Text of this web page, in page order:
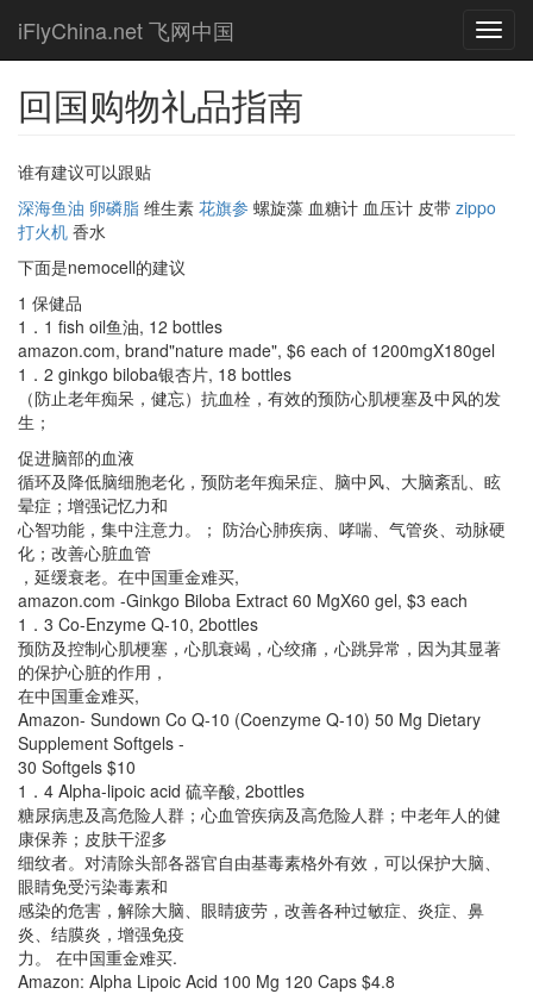
main
iFlyChina.net 飞网中国
回国购物礼品指南
谁有建议可以跟贴
深海鱼油 卵磷脂 维生素 花旗参 螺旋藻 血糖计 血压计 皮带 zippo
打火机 香水
下面是nemocell的建议
1 保健品
1．1 fish oil鱼油, 12 bottles
amazon.com, brand"nature made", $6 each of 1200mgX180gel
1．2 ginkgo biloba银杏片, 18 bottles
（防止老年痴呆，健忘）抗血栓，有效的预防心肌梗塞及中风的发
生；
促进脑部的血液
循环及降低脑细胞老化，预防老年痴呆症、脑中风、大脑紊乱、眩
晕症；增强记忆力和
心智功能，集中注意力。； 防治心肺疾病、哮喘、气管炎、动脉硬
化；改善心脏血管
，延缓衰老。在中国重金难买,
amazon.com -Ginkgo Biloba Extract 60 MgX60 gel, $3 each
1．3 Co-Enzyme Q-10, 2bottles
预防及控制心肌梗塞，心肌衰竭，心绞痛，心跳异常，因为其显著
的保护心脏的作用，
在中国重金难买,
Amazon- Sundown Co Q-10 (Coenzyme Q-10) 50 Mg Dietary
Supplement Softgels -
30 Softgels $10
1．4 Alpha-lipoic acid 硫辛酸, 2bottles
糖尿病患及高危险人群；心血管疾病及高危险人群；中老年人的健
康保养；皮肤干涩多
细纹者。对清除头部各器官自由基毒素格外有效，可以保护大脑、
眼睛免受污染毒素和
感染的危害，解除大脑、眼睛疲劳，改善各种过敏症、炎症、鼻
炎、结膜炎，增强免疫
力。 在中国重金难买.
Amazon: Alpha Lipoic Acid 100 Mg 120 Caps $4.8